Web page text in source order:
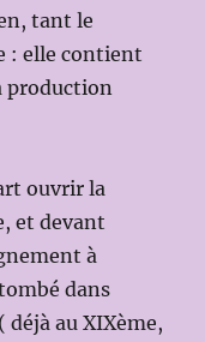
tant le
: elle contient
production
ouvrir la
et devant
à
dans
déjà au XIXème,